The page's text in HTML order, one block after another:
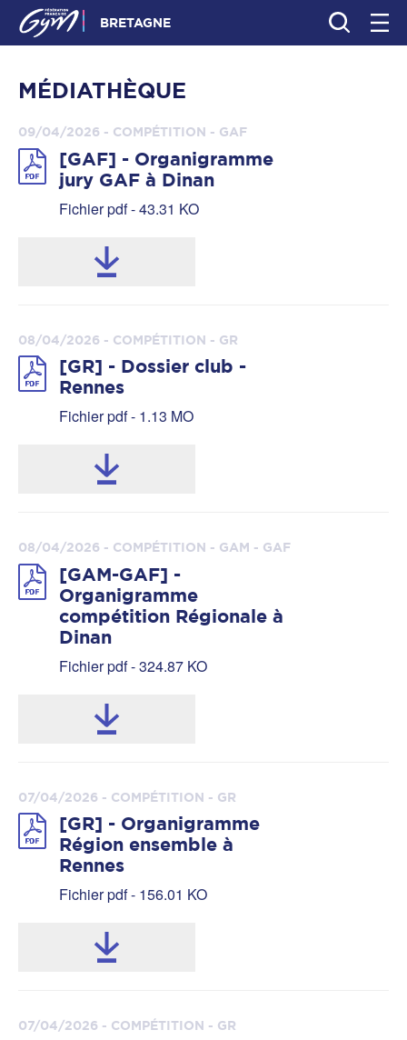
BRETAGNE
MÉDIATHÈQUE
09/04/2026 - COMPÉTITION - GAF
[GAF] - Organigramme
jury GAF à Dinan
Fichier pdf - 43.31 KO
08/04/2026 - COMPÉTITION - GR
[GR] - Dossier club -
Rennes
Fichier pdf - 1.13 MO
08/04/2026 - COMPÉTITION - GAM - GAF
[GAM-GAF] -
Organigramme
compétition Régionale à
Dinan
Fichier pdf - 324.87 KO
07/04/2026 - COMPÉTITION - GR
[GR] - Organigramme
Région ensemble à
Rennes
Fichier pdf - 156.01 KO
07/04/2026 - COMPÉTITION - GR